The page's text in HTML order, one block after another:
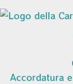
Accordatura